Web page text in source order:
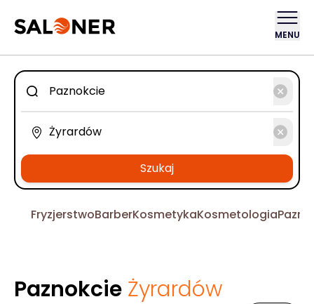
MENU
Szukaj
FryzjerstwoBarberKosmetykaKosmetologia
Paznokcie Żyrardów